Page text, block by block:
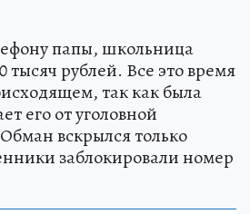
папы, школьница
тысяч рублей. Все это время
так как была
его от уголовной
вскрылся только
заблокировали номер